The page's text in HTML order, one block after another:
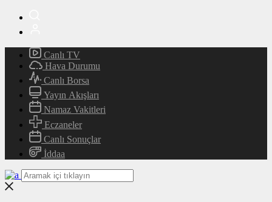
Canlı TV
Hava Durumu
Canlı Borsa
Yayın Akışları
Namaz Vakitleri
Eczaneler
Canlı Sonuçlar
İddaa